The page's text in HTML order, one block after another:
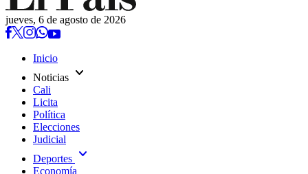
jueves, 6 de agosto de 2026
Inicio
Noticias expand_more
Cali
Licita
Política
Elecciones
Judicial
Deportes expand_more
Economía